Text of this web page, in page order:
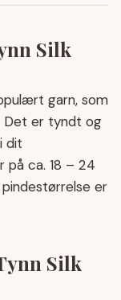
Silk
garn, som
Det er tyndt og
dit
på ca. 18 – 24
er
Silk